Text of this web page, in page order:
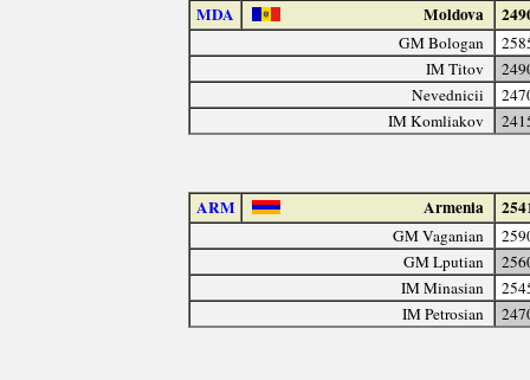
MDA Moldova
GM Bologan
IM Titov
Nevednicii
IM Komliakov
ARM Armenia
GM Vaganian
GM Lputian
IM Minasian
IM Petrosian